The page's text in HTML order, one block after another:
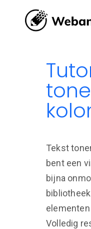
Tekst
bent een
bijna
Volledig